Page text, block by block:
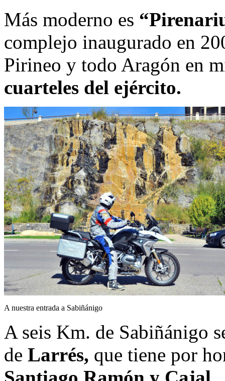
Más moderno es
complejo inaugurado en
Pirineo y todo Aragón en
cuarteles del ejército.
A nuestra entrada a Sabiñánigo
A seis Km. de Sabiñánigo
de Larrés, que tiene por